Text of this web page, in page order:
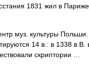
1831 жил в
культуры Польши.
14 в.: в 1338 в В.
скриптории …